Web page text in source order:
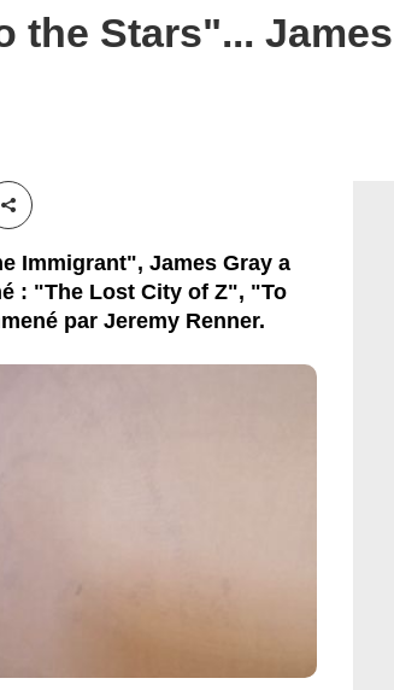
the Stars"...
Partager cet article
Immigrant", James Gray a
: "The Lost City of Z", "To
par Jeremy Renner.